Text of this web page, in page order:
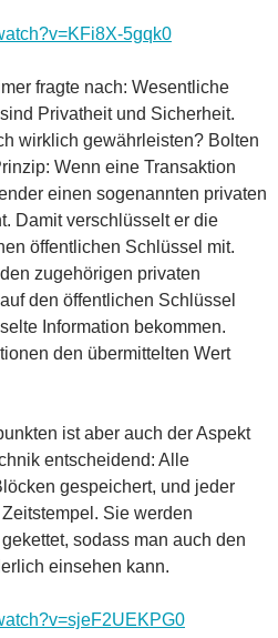
5gqk0
fragte nach: Wesentliche
Privatheit und Sicherheit.
wirklich gewährleisten? Bolten
Wenn eine Transaktion
einen sogenannten privaten
Damit verschlüsselt er die
öffentlichen Schlüssel mit.
zugehörigen privaten
den öffentlichen Schlüssel
Information bekommen.
den übermittelten Wert
ist aber auch der Aspekt
entscheidend: Alle
gespeichert, und jeder
Sie werden
sodass man auch den
einsehen kann.